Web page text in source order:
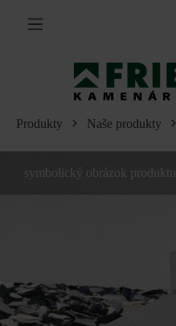
hlavný obsah
Produkty Naše produkty
symbolický obrázok produktu